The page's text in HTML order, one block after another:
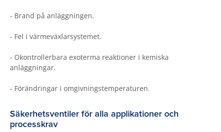
- Brand på anläggningen.
- Fel i värmeväxlarsystemet.
- Okontrollerbara exoterma reaktioner i kemiska
anläggningar.
- Förändringar i omgivningstemperaturen.
Säkerhetsventiler för alla applikationer och
processkrav